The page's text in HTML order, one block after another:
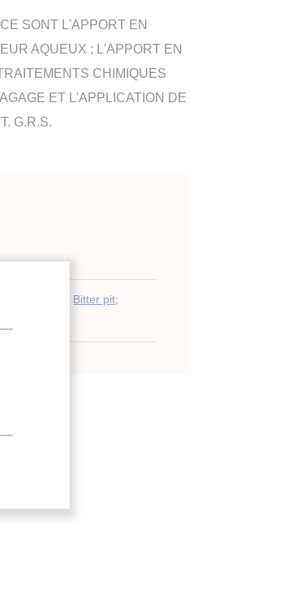
SONT L'APPORT EN
AQUEUX ; L'APPORT EN
CHIMIQUES
ET L'APPLICATION DE
G.R.S.
Bitter pit;